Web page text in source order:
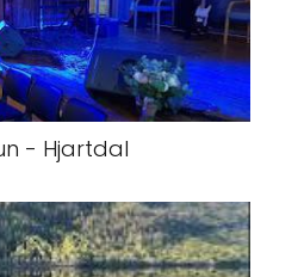
- Hjartdal